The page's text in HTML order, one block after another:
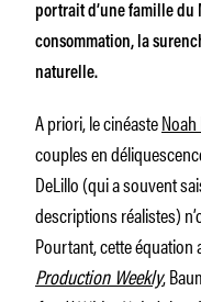
portrait d’une famille du
consommation, la
naturelle.
A priori, le cinéaste
couples en
DeLillo (qui a souvent
descriptions réalistes)
Pourtant, cette équation
Production Weekly,